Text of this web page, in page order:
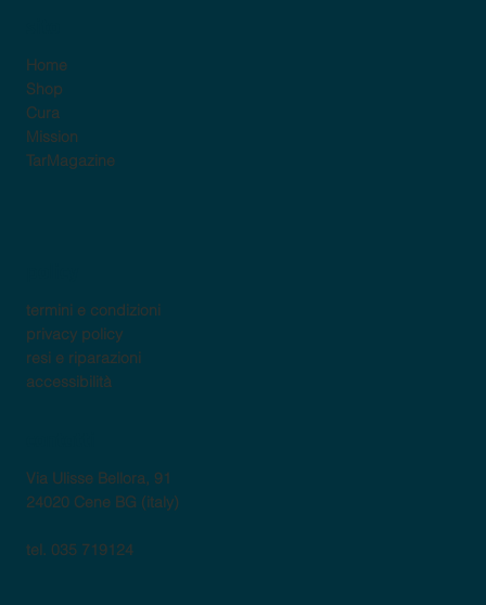
Home
Shop
Cura
Mission
TarMagazine
termini e condizioni
privacy policy
resi e riparazioni
accessibilità
Via Ulisse Bellora, 91
24020 Cene BG (italy)
tel. 035 719124